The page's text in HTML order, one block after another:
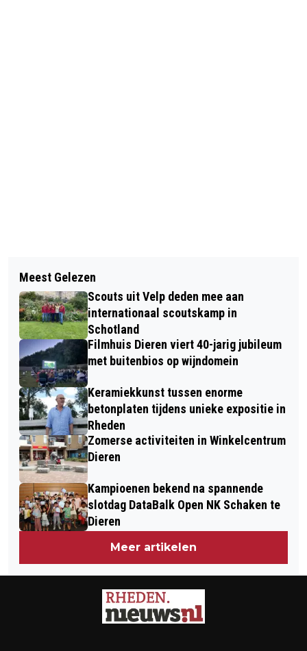
BEKENDMAKINGEN GEMEENTE
RHEDEN
GEVONDEN STOFFELIJK OVERSCHOT
BLIJKT VERMISTE VROUW UIT
DIEREN.
Meest Gelezen
Scouts uit Velp deden mee aan
internationaal scoutskamp in
Schotland
Filmhuis Dieren viert 40-jarig jubileum
met buitenbios op wijndomein
Keramiekkunst tussen enorme
betonplaten tijdens unieke expositie in
Rheden
Zomerse activiteiten in Winkelcentrum
Dieren
Kampioenen bekend na spannende
slotdag DataBalk Open NK Schaken te
Dieren
Meer artikelen